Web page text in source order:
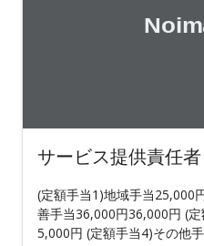
サービス提供責任
(定額手当1)地域手当25,000
善手当36,000円36,000円 (
5,000円 (定額手当4)その他手